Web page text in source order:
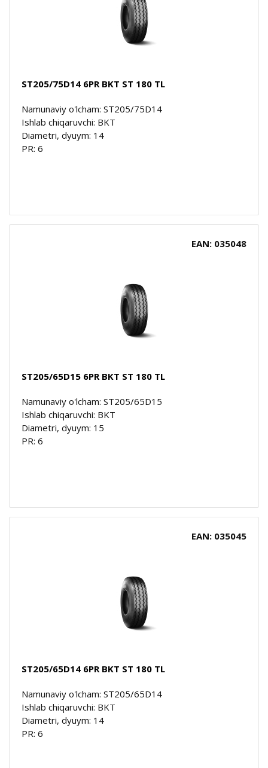
ST205/75D14 6PR BKT ST 180 TL
Namunaviy o'lcham: ST205/75D14
Ishlab chiqaruvchi: BKT
Diametri, dyuym: 14
PR: 6
EAN: 035048
ST205/65D15 6PR BKT ST 180 TL
Namunaviy o'lcham: ST205/65D15
Ishlab chiqaruvchi: BKT
Diametri, dyuym: 15
PR: 6
EAN: 035045
ST205/65D14 6PR BKT ST 180 TL
Namunaviy o'lcham: ST205/65D14
Ishlab chiqaruvchi: BKT
Diametri, dyuym: 14
PR: 6